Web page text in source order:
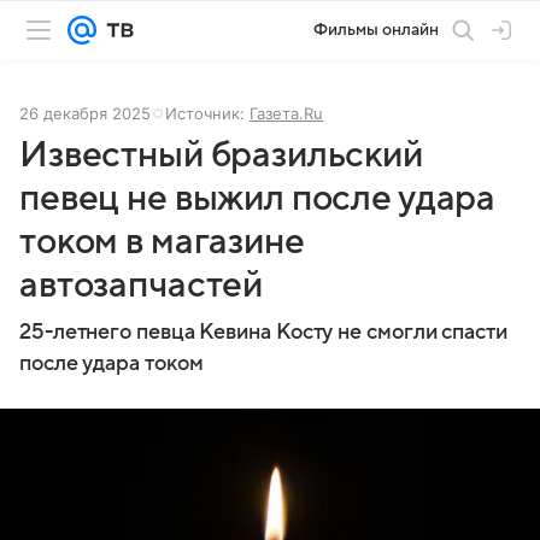
Фильмы онлайн
26 декабря 2025 Источник: Газета.Ru
Известный бразильский
певец не выжил после удара
током в магазине
автозапчастей
25-летнего певца Кевина Косту не смогли спасти
после удара током